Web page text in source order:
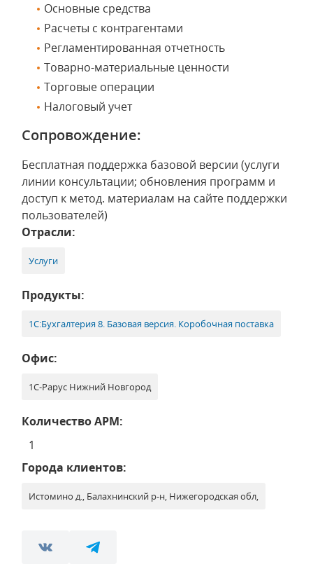
Основные средства
Расчеты с контрагентами
Регламентированная отчетность
Товарно-материальные ценности
Торговые операции
Налоговый учет
Сопровождение:
Бесплатная поддержка базовой версии (услуги
линии консультации; обновления программ и
доступ к метод. материалам на сайте поддержки
пользователей)
Отрасли:
Услуги
Продукты:
1С:Бухгалтерия 8. Базовая версия. Коробочная поставка
Офис:
1С-Рарус Нижний Новгород
Количество АРМ:
1
Города клиентов:
Истомино д., Балахнинский р-н, Нижегородская обл,